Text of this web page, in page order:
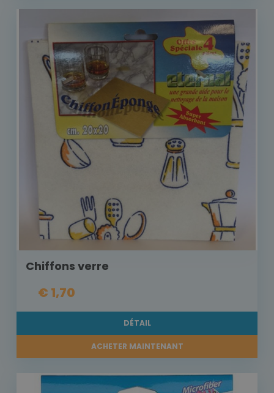
Chiffons verre
€ 1,70
DÉTAIL
ACHETER MAINTENANT